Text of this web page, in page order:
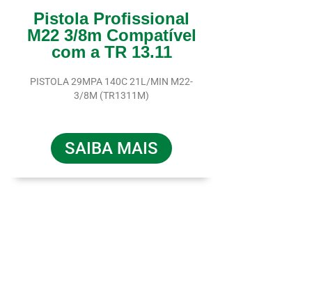
Pistola Profissional
M22 3/8m Compatível
com a TR 13.11
PISTOLA 29MPA 140C 21L/MIN M22-
3/8M (TR1311M)
SAIBA MAIS